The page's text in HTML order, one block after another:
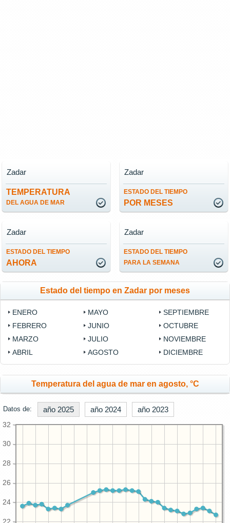
TEMPERATURA
DEL AGUA DE MAR
Zadar
ESTADO DEL TIEMPO
POR MESES
Zadar
ESTADO DEL TIEMPO
AHORA
Zadar
ESTADO DEL TIEMPO
PARA LA SEMANA
Zadar
Estado del tiempo en Zadar por meses
ENERO
FEBRERO
MARZO
ABRIL
MAYO
JUNIO
JULIO
AGOSTO
SEPTIEMBRE
OCTUBRE
NOVIEMBRE
DICIEMBRE
Temperatura del agua de mar en agosto, °C
Datos de: año 2025 año 2024 año 2023
24
26
28
30
32